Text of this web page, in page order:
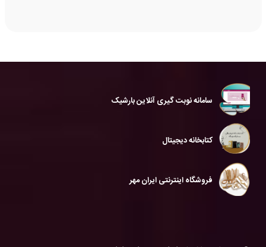
سامانه نوبت گیری آنلاین بارشیک
کتابخانه دیجیتال
فروشگاه اینترنتی ایران مهر